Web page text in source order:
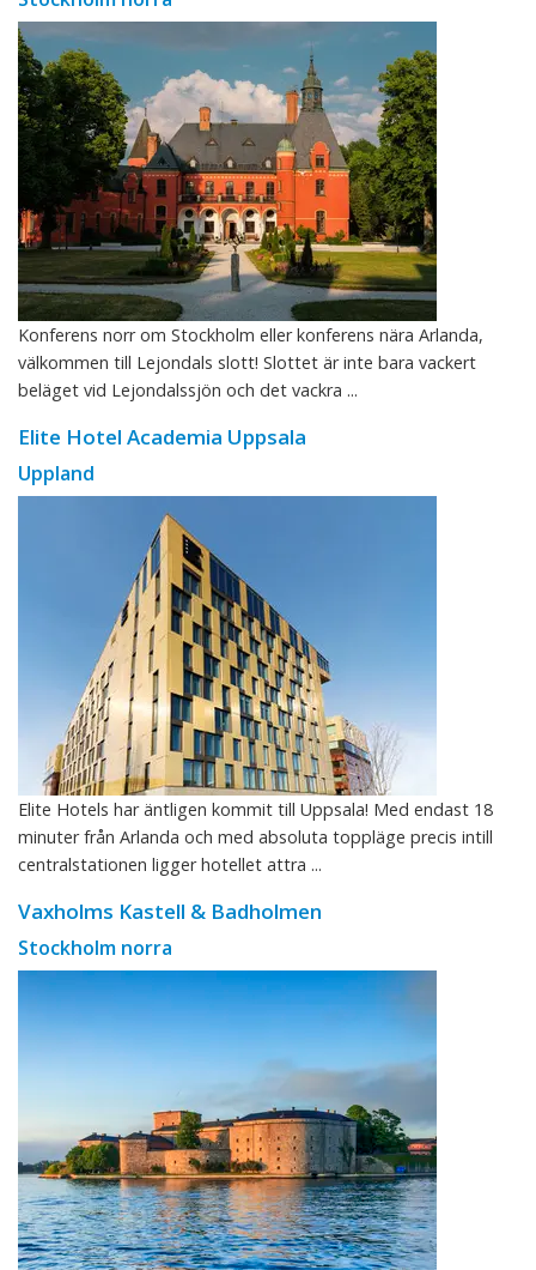
Konferens norr om Stockholm eller konferens nära Arlanda,
välkommen till Lejondals slott! Slottet är inte bara vackert
beläget vid Lejondalssjön och det vackra ...
Elite Hotel Academia Uppsala
Uppland
Elite Hotels har äntligen kommit till Uppsala! Med endast 18
minuter från Arlanda och med absoluta toppläge precis intill
centralstationen ligger hotellet attra ...
Vaxholms Kastell & Badholmen
Stockholm norra